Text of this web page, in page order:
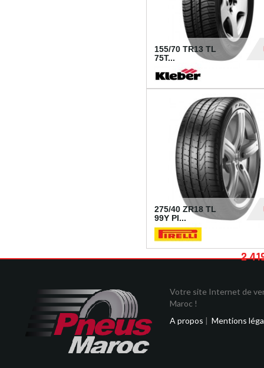
155/70 TR13 TL
75T...
275/40 ZR18 TL
99Y PI...
2
Votre site Internet de
Maroc !
A propos | Mentions